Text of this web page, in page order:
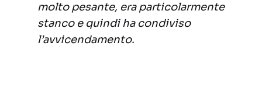
molto pesante, era particolarmente
stanco e quindi ha condiviso
l’avvicendamento.